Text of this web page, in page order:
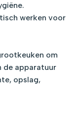
werken voor
om
de apparatuur
opslag,